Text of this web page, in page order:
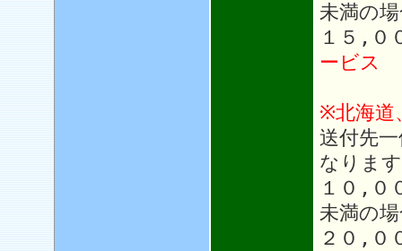
未満の
１５,０
ービス
※北海道
送付先
なりま
１０,０
未満の
２０,０